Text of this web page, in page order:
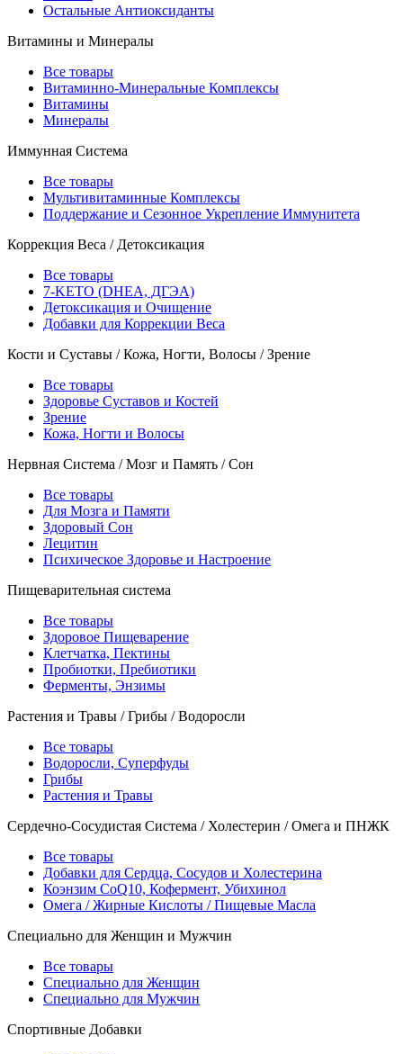
Остальные Антиоксиданты
Витамины и Минералы
Все товары
Витаминно-Минеральные Комплексы
Витамины
Минералы
Иммунная Система
Все товары
Мультивитаминные Комплексы
Поддержание и Сезонное Укрепление Иммунитета
Коррекция Веса / Детоксикация
Все товары
7-KETO (DHEA, ДГЭА)
Детоксикация и Очищение
Добавки для Коррекции Веса
Кости и Суставы / Кожа, Ногти, Волосы / Зрение
Все товары
Здоровье Суставов и Костей
Зрение
Кожа, Ногти и Волосы
Нервная Система / Мозг и Память / Сон
Все товары
Для Мозга и Памяти
Здоровый Сон
Лецитин
Психическое Здоровье и Настроение
Пищеварительная система
Все товары
Здоровое Пищеварение
Клетчатка, Пектины
Пробиотки, Пребиотики
Ферменты, Энзимы
Растения и Травы / Грибы / Водоросли
Все товары
Водоросли, Суперфуды
Грибы
Растения и Травы
Сердечно-Сосудистая Система / Холестерин / Омега и ПНЖК
Все товары
Добавки для Сердца, Сосудов и Холестерина
Коэнзим CoQ10, Кофермент, Убихинол
Омега / Жирные Кислоты / Пищевые Масла
Специально для Женщин и Мужчин
Все товары
Специально для Женщин
Специально для Мужчин
Спортивные Добавки